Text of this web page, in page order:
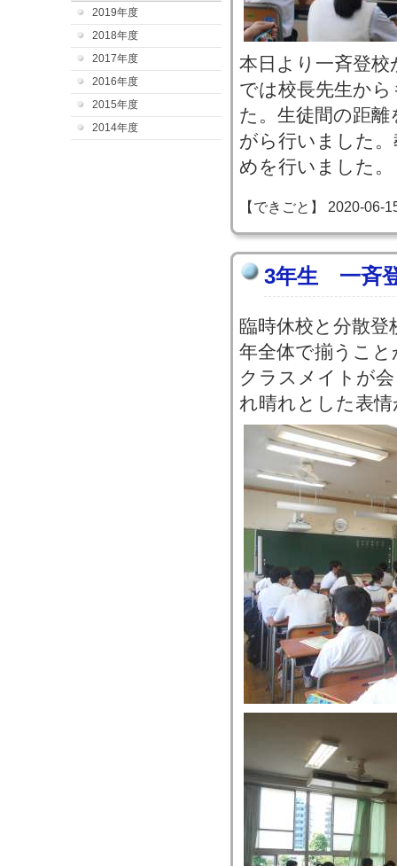
2019年度
2018年度
2017年度
2016年度
2015年度
2014年度
本日より一斉登
では校長先生か
た。生徒間の距
がら行いました
めを行いました。
【できごと】 2020-06-
3年生 一斉
臨時休校と分散
年全体で揃うこ
クラスメイトが
れ晴れとした表